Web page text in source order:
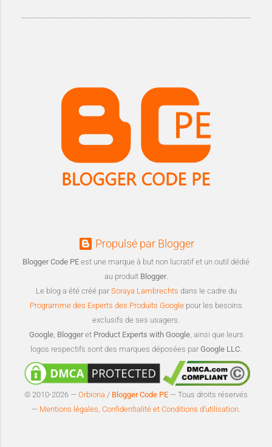
Propulsé par Blogger
Blogger Code PE est une marque à but non lucratif et un outil dédié
au produit Blogger.
Le blog a été créé par Soraya Lambrechts dans le cadre du
Programme des Experts des Produits Google pour les besoins
exclusifs de ses usagers.
Google, Bloggeret Product Experts with Google, ainsi que leurs
logos respectifs sont des marques déposées par Google LLC
© 2010-2026 — Orbiona / Blogger Code PE — Tous droits réservés
— Mentions légales, Confidentialité et Conditions d’utilisation